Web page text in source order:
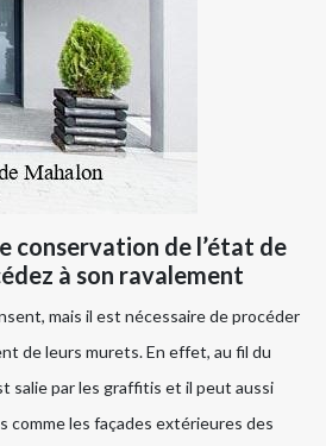
conservation de l’état de
à son ravalement
mais il est nécessaire de procéder
de leurs murets. En effet, au fil du
salie par les graffitis et il peut aussi
comme les façades extérieures des